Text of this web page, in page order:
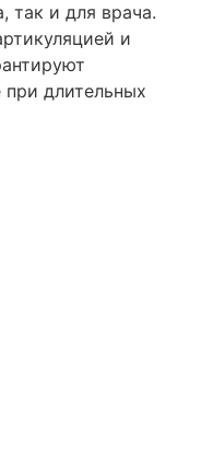
так и для врача.
и
длительных